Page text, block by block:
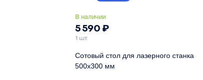
В наличии
5 590₽
1 шт.
Сотовый стол для лазерного станка
500х300 мм